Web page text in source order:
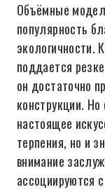
Объёмные
популярность
поддается
он достаточно
конструкции.
настоящее
терпения, но и
внимание
ассоциируются